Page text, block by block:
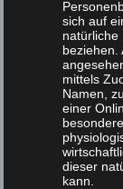
sich auf
natürliche
beziehen.
mittels
Namen,
einer
dieser
kann.